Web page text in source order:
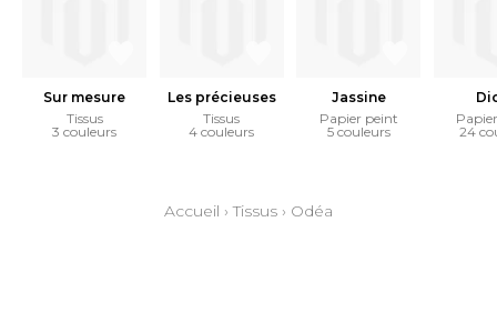
Sur mesure
Tissus
3 couleurs
Les précieuses
Tissus
4 couleurs
Jassine
Papier peint
5 couleurs
24
Accueil ›Tissus › Odéa